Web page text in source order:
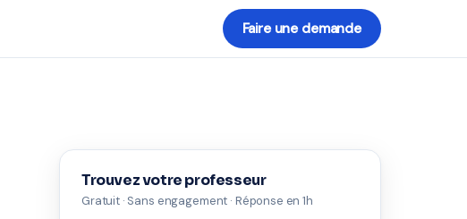
Faire une demande
Trouvez votre professeur
Gratuit · Sans engagement · Réponse en 1h